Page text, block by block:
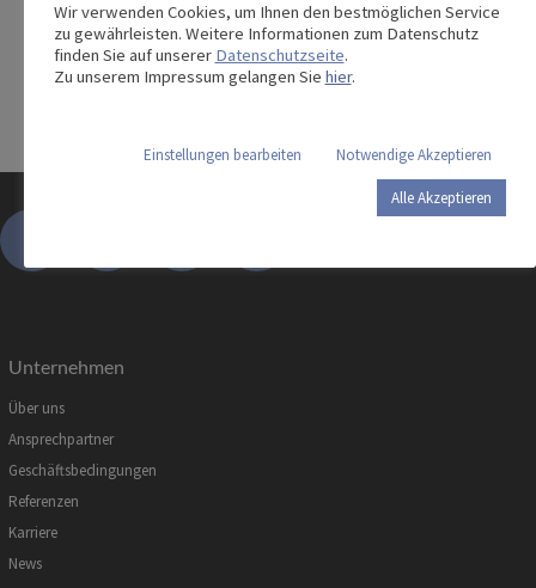
Unternehmen
Über uns
Ansprechpartner
Geschäftsbedingungen
Referenzen
Karriere
News
Wir verwenden Cookies, um Ihnen den bestmöglichen Service
zu gewährleisten. Weitere Informationen zum Datenschutz
finden Sie auf unserer Datenschutzseite.
Zu unserem Impressum gelangen Sie hier.
Einstellungen bearbeiten Notwendige Akzeptieren
Alle Akzeptieren